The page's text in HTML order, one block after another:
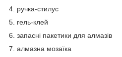
4. ручка-стилус
5. гель-клей
6. запасні пакетики для алмазів
7. алмазна мозаїка